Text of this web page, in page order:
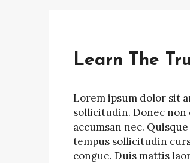
Learn The
Lorem ipsum dolor sit
sollicitudin. Donec
accumsan nec.
tempus sollicitudin
congue. Duis mattis